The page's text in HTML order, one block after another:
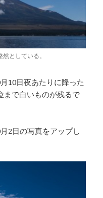
としている。
10日夜あたりに降った
まで白いものが残るで
2日の写真をアップし